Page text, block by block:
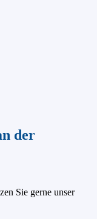
der
Sie gerne unser